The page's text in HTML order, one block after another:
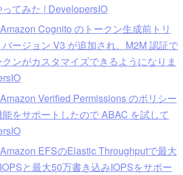
てみた | DevelopersIO
Cognito のトークン生成前トリ
ージョン V3 が追加され、M2M 認証で
ンがカスタマイズできるようになりま
Verified Permissions のポリシー
をサポートしたので ABAC を試して
EFSのElastic Throughputで最大
と最大50万書き込みIOPSをサポー